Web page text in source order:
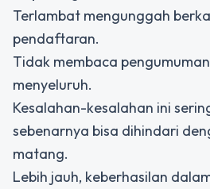
Terlambat mengunggah
pendaftaran.
Tidak membaca
menyeluruh.
Kesalahan-kesalahan ini
sebenarnya bisa dihindari
matang.
Lebih jauh, keberhasilan